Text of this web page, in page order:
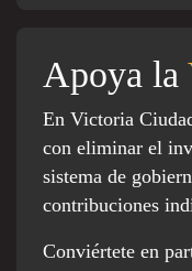
Apoya la
En Victoria
con eliminar el
sistema de
contribuciones
Conviértete en